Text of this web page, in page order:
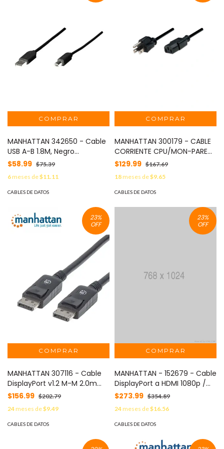
MANHATTAN 342650 - Cable
USB A-B 1.8M, Negro
Economico
$58.99 $75.39
6meses de$11.11
CABLES DE DATOS
MANHATTAN 300179 - CABLE
CORRIENTE CPU/MON-PARED
1.8M
$129.99 $167.69
18meses de$9.65
CABLES DE DATOS
23%
OFF
MANHATTAN 307116 - Cable
DisplayPort v1.2 M-M 2.0m
Negro 4K60Hz
$156.99 $202.79
24meses de$9.49
CABLES DE DATOS
23%
OFF
MANHATTAN - 152679 - Cable
DisplayPort a HDMI 1080p /
Cable DisplayPort Macho a
HDMI Macho, 1.8 m, negro
$273.99 $354.89
24meses de$16.56
CABLES DE DATOS